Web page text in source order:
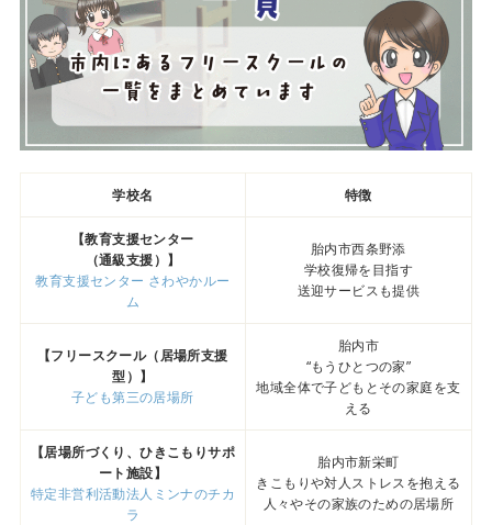
学校名 特徴
【教育支援センター
（通級支援）】
教育支援センター さわやかルー
ム
胎内市西条野添
学校復帰を目指す
送迎サービスも提供
【フリースクール（居場所支援
型）】
子ども第三の居場所
胎内市
“もうひとつの家”
地域全体で子どもとその家庭を支
える
【居場所づくり、ひきこもりサポ
ート施設】
特定非営利活動法人ミンナのチカ
ラ
胎内市新栄町
きこもりや対人ストレスを抱える
人々やその家族のための居場所